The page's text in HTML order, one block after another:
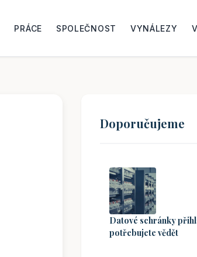
PRÁCE SPOLEČNOST VYNÁLEZY
Doporučujeme
Datové schránky
potřebujete vědět